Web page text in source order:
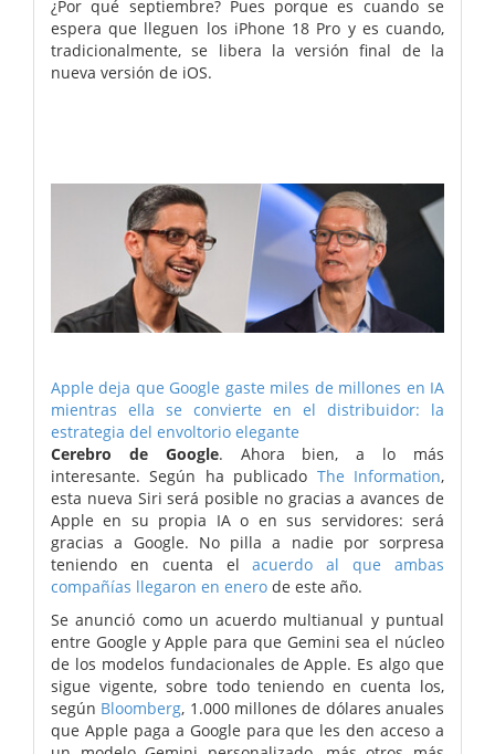
¿Por qué septiembre? Pues porque es cuando se
espera que lleguen los iPhone 18 Pro y es cuando,
tradicionalmente, se libera la versión final de la
nueva versión de iOS.
Apple deja que Google gaste miles de millones en IA
mientras ella se convierte en el distribuidor: la
estrategia del envoltorio elegante
Cerebro de Google. Ahora bien, a lo más
interesante. Según ha publicado The Information,
esta nueva Siri será posible no gracias a avances de
Apple en su propia IA o en sus servidores: será
gracias a Google. No pilla a nadie por sorpresa
teniendo en cuenta elacuerdo al que ambas
compañías llegaron en enero de este año.
Se anunció como un acuerdo multianual y puntual
entre Google y Apple para que Gemini sea el núcleo
de los modelos fundacionales de Apple. Es algo que
sigue vigente, sobre todo teniendo en cuenta los,
según Bloomberg, 1.000 millones de dólares anuales
que Apple paga a Google para que les den acceso a